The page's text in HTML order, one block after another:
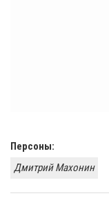
Персоны:
Дмитрий Махонин